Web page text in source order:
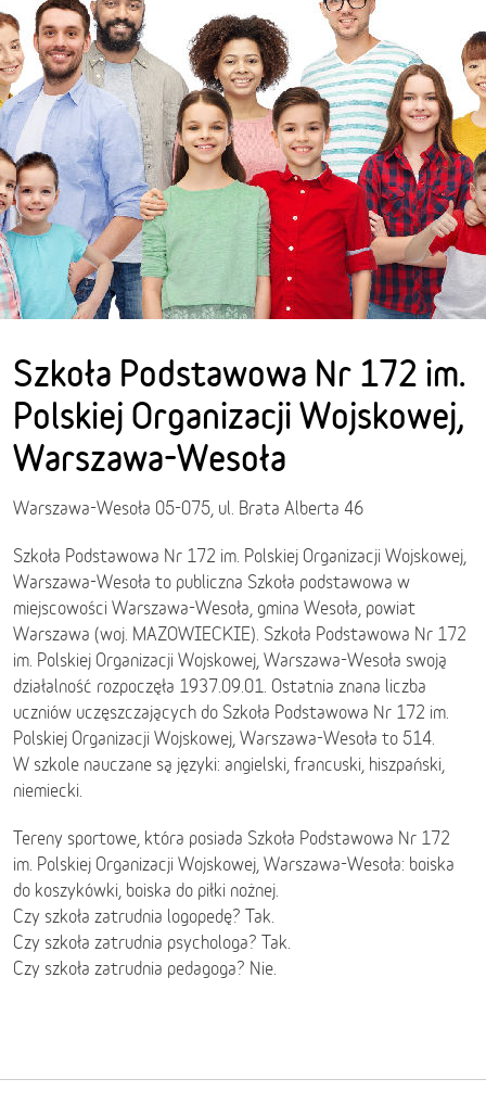
Szkoła Podstawowa Nr 172 im.
Polskiej Organizacji Wojskowej,
Warszawa-Wesoła
Warszawa-Wesoła 05-075, ul. Brata Alberta 46
Szkoła Podstawowa Nr 172 im. Polskiej Organizacji Wojskowej,
Warszawa-Wesoła to publiczna Szkoła podstawowa w
miejscowości Warszawa-Wesoła, gmina Wesoła, powiat
Warszawa (woj. MAZOWIECKIE). Szkoła Podstawowa Nr 172
im. Polskiej Organizacji Wojskowej, Warszawa-Wesoła swoją
działalność rozpoczęła 1937.09.01. Ostatnia znana liczba
uczniów uczęszczających do Szkoła Podstawowa Nr 172 im.
Polskiej Organizacji Wojskowej, Warszawa-Wesoła to 514.
W szkole nauczane są języki: angielski, francuski, hiszpański,
niemiecki.
Tereny sportowe, która posiada Szkoła Podstawowa Nr 172
im. Polskiej Organizacji Wojskowej, Warszawa-Wesoła: boiska
do koszykówki, boiska do piłki nożnej.
Czy szkoła zatrudnia logopedę? Tak.
Czy szkoła zatrudnia psychologa? Tak.
Czy szkoła zatrudnia pedagoga? Nie.